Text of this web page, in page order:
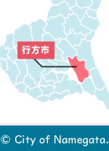
© City of Namegata.